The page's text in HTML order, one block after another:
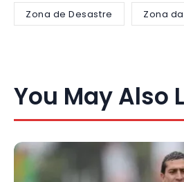
Zona de Desastre Zona
You May Also